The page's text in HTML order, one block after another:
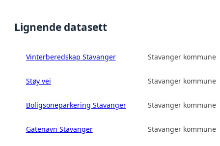
Lignende datasett
Vinterberedskap Stavanger Stavanger kommune
Støy vei Stavanger kommune
Boligsoneparkering Stavanger Stavanger kommune
Gatenavn Stavanger Stavanger kommune